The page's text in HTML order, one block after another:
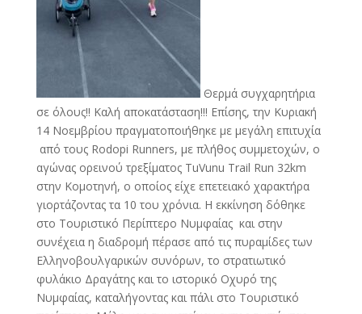
Θερμά συγχαρητήρια
σε όλους!! Καλή αποκατάσταση!!! Επίσης, την Κυριακή
14 Νοεμβρίου πραγματοποιήθηκε με μεγάλη επιτυχία
από τους Rodopi Runners, με πλήθος συμμετοχών, ο
αγώνας ορεινού τρεξίματος TuVunu Trail Run 32km
στην Κομοτηνή, ο οποίος είχε επετειακό χαρακτήρα
γιορτάζοντας τα 10 του χρόνια. Η εκκίνηση δόθηκε
στο Τουριστικό Περίπτερο Νυμφαίας και στην
συνέχεια η διαδρομή πέρασε από τις πυραμίδες των
Ελληνοβουλγαρικών συνόρων, το στρατιωτικό
φυλάκιο Δραγάτης και το ιστορικό Οχυρό της
Νυμφαίας, καταλήγοντας και πάλι στο Τουριστικό